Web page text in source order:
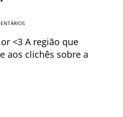
<3 A região que
aos clichês sobre a